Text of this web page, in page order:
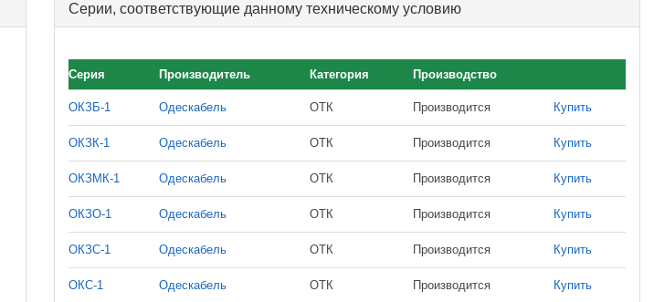
Серии, соответствующие данному техническому условию
Серия Производитель Категория Производство
ОКЗБ-1 Одескабель ОТК Производится Купить
ОКЗК-1 Одескабель ОТК Производится Купить
ОКЗМК-1 Одескабель ОТК Производится Купить
ОКЗО-1 Одескабель ОТК Производится Купить
ОКЗС-1 Одескабель ОТК Производится Купить
ОКС-1 Одескабель ОТК Производится Купить